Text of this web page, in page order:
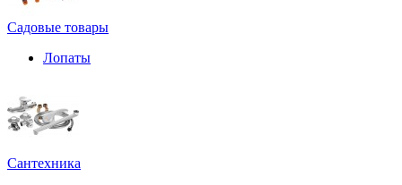
Садовые товары
Лопаты
Сантехника